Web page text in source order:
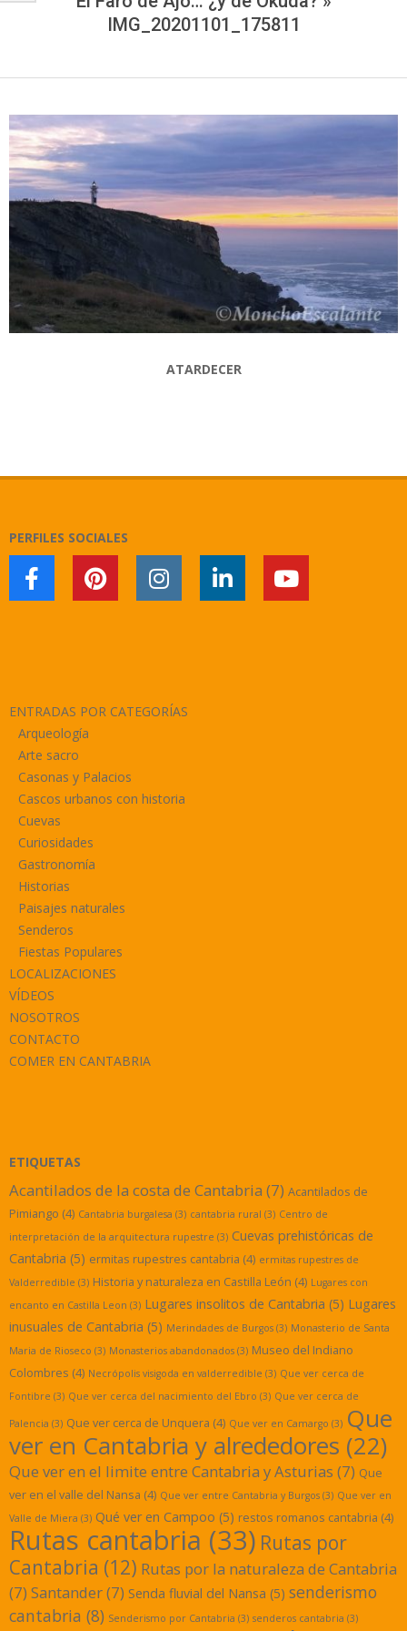
IMG_20201101_175811
ATARDECER
PERFILES SOCIALES
ENTRADAS POR CATEGORÍAS
Arqueología
Arte sacro
Casonas y Palacios
Cascos urbanos con historia
Cuevas
Curiosidades
Gastronomía
Historias
Paisajes naturales
Senderos
Fiestas Populares
LOCALIZACIONES
VÍDEOS
NOSOTROS
CONTACTO
COMER EN CANTABRIA
ETIQUETAS
Acantilados de la costa de Cantabria (7) Acantilados de
Pimiango (4) Cantabria burgalesa (3) cantabria rural (3) Centro de
interpretación de la arquitectura rupestre (3) Cuevas prehistóricas de
Cantabria (5) ermitas rupestres cantabria (4) ermitas rupestres de
Valderredible (3) Historia y naturaleza en Castilla León (4) Lugares con
encanto en Castilla Leon (3) Lugares insolitos de Cantabria (5) Lugares
inusuales de Cantabria (5) Merindades de Burgos (3) Monasterio de Santa
Maria de Rioseco (3) Monasterios abandonados (3) Museo del Indiano
Colombres (4) Necrópolis visigoda en valderredible (3) Que ver cerca de
Fontibre (3) Que ver cerca del nacimiento del Ebro (3) Que ver cerca de
Palencia (3) Que ver cerca de Unquera (4) Que ver en Camargo (3) Que
ver en Cantabria y alrededores (22)
Que ver en el limite entre Cantabria y Asturias (7) Que
ver en el valle del Nansa (4) Que ver entre Cantabria y Burgos (3) Que ver en
Valle de Miera (3) Qué ver en Campoo (5) restos romanos cantabria (4)
Rutas cantabria (33) Rutas por
Cantabria (12) Rutas por la naturaleza de Cantabria
(7) Santander(7) Senda fluvial del Nansa (5) senderismo
cantabria (8) Senderismo por Cantabria (3) senderos cantabria (3)